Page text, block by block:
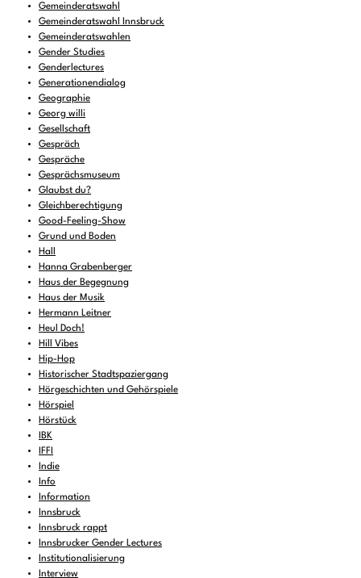
Gemeinderatswahl
Gemeinderatswahl Innsbruck
Gemeinderatswahlen
Gender Studies
Genderlectures
Generationendialog
Geographie
Georg willi
Gesellschaft
Gespräch
Gespräche
Gesprächsmuseum
Glaubst du?
Gleichberechtigung
Good-Feeling-Show
Grund und Boden
Hall
Hanna Grabenberger
Haus der Begegnung
Haus der Musik
Hermann Leitner
Heul Doch!
Hill Vibes
Hip-Hop
Historischer Stadtspaziergang
Hörgeschichten und Gehörspiele
Hörspiel
Hörstück
IBK
IFFI
Indie
Info
Information
Innsbruck
Innsbruck rappt
Innsbrucker Gender Lectures
Institutionalisierung
Interview